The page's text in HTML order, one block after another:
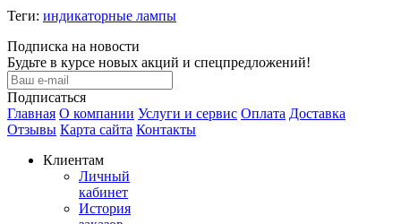
Теги: индикаторные лампы
Подписка на новости
Будьте в курсе новых акций и спецпредложений!
Подписаться
Главная О компании Услуги и сервис Оплата Доставка
Отзывы Карта сайта Контакты
Клиентам
Личный
кабинет
История